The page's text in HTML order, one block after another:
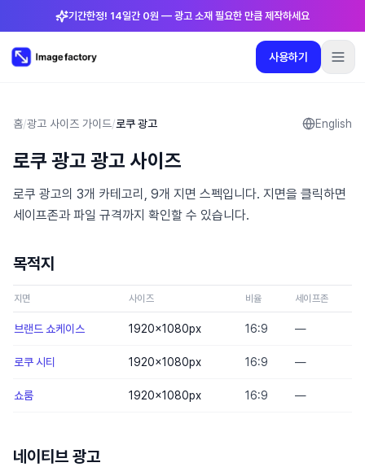
기간한정! 14일간 0원 — 광고 소재 필요한 만큼 제작하세요
사용하기 플러그인 🇰🇷 한국어
사용하기
요금제
플러그인
홈/광고 사이즈 가이드/로쿠 광고 English
로쿠 광고 광고 사이즈
로쿠 광고의 3개 카테고리, 9개 지면 스펙입니다. 지면을 클릭하면
세이프존과 파일 규격까지 확인할 수 있습니다.
목적지
지면 사이즈 비율 세이프존
브랜드 쇼케이스 1920×1080px 16:9 —
로쿠 시티 1920×1080px 16:9 —
쇼룸 1920×1080px 16:9 —
네이티브 광고